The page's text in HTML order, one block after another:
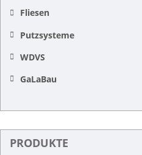
Fliesen
Putzsysteme
WDVS
GaLaBau
PRODUKTE